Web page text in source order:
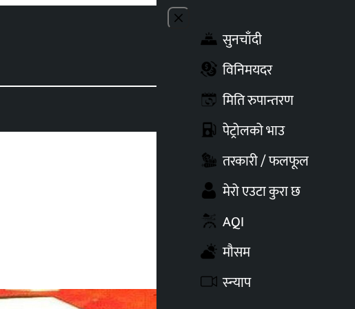
Close menu
सुनचाँदी
विनिमयदर
मिति रुपान्तरण
पेट्रोलको भाउ
तरकारी / फलफूल
मेरो एउटा कुरा छ
AQI
मौसम
स्न्याप